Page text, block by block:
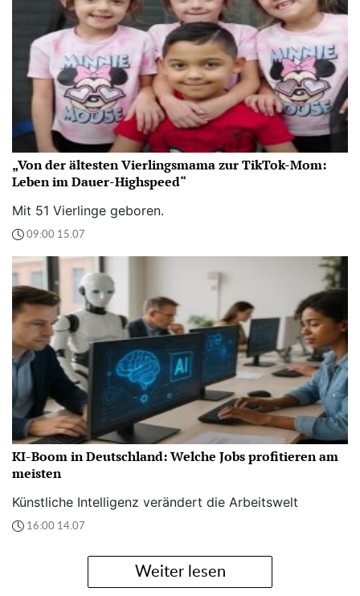
„Von der ältesten Vierlingsmama zur TikTok-Mom:
Leben im Dauer-Highspeed“
Mit 51 Vierlinge geboren.
09:00 15.07
KI-Boom in Deutschland: Welche Jobs profitieren am
meisten
Künstliche Intelligenz verändert die Arbeitswelt
16:00 14.07
Weiter lesen